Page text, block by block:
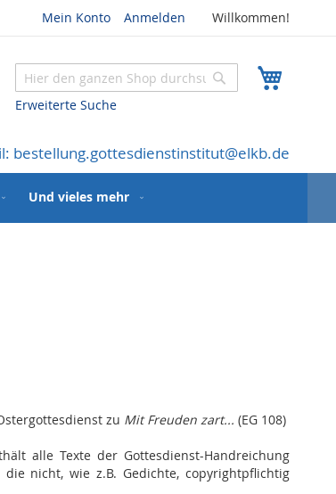
Mein Konto Anmelden Willkommen!
Suche
Erweiterte Suche
Suche
bestellung.gottesdienstinstitut@elkb.de
Und vieles mehr
zu Mit Freuden zart... (EG 108)
alle Texte der Gottesdienst-Handreichung
die nicht, wie z.B. Gedichte, copyrightpflichtig